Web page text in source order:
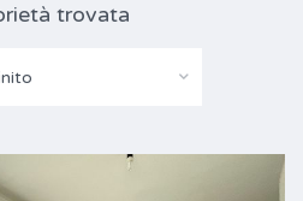
trovata